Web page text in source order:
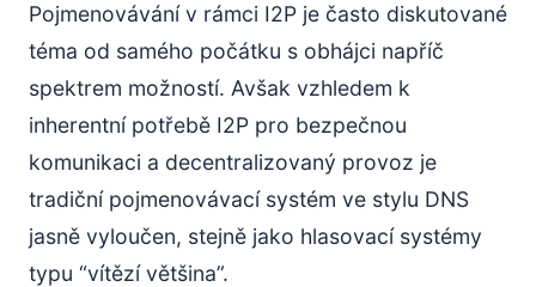
Pojmenovávání v rámci I2P je často diskutované
téma od samého počátku s obhájci napříč
spektrem možností. Avšak vzhledem k
inherentní potřebě I2P pro bezpečnou
komunikaci a decentralizovaný provoz je
tradiční pojmenovávací systém ve stylu DNS
jasně vyloučen, stejně jako hlasovací systémy
typu “vítězí většina”.